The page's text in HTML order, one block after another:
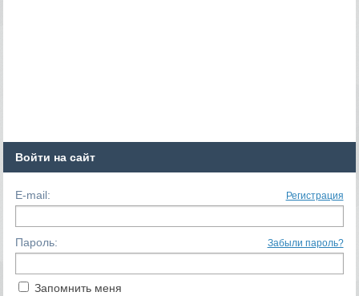
Войти на сайт
E-mail: Регистрация
Пароль: Забыли пароль?
Запомнить меня